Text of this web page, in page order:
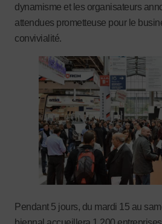
dynamisme et les organisateurs
attendues prometteuse pour le
convivialité.
Pendant 5 jours, du mardi 15 au